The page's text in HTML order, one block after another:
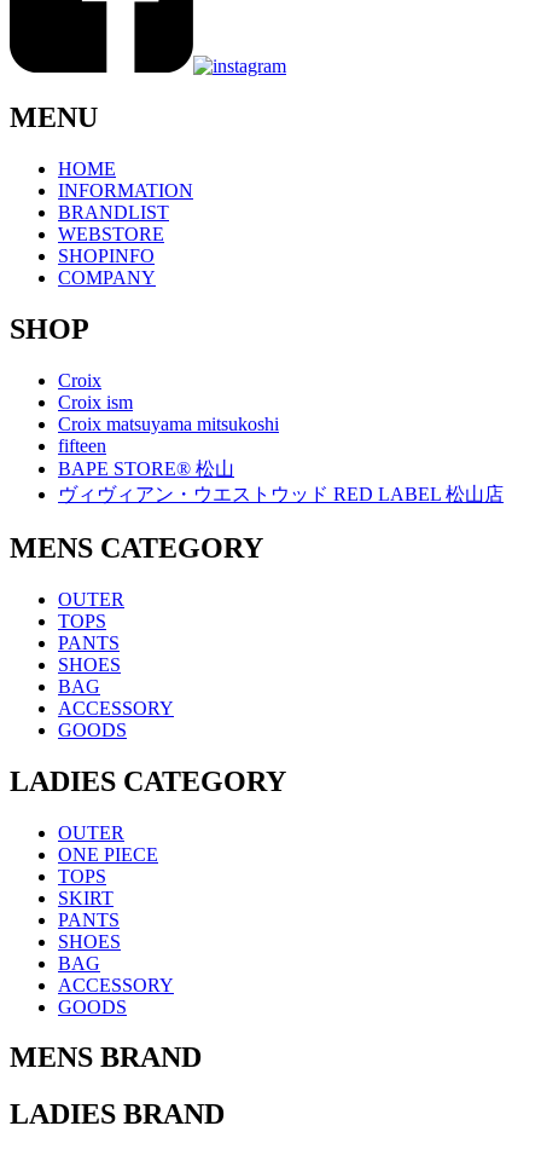
MENU
HOME
INFORMATION
BRANDLIST
WEBSTORE
SHOPINFO
COMPANY
SHOP
Croix
Croix ism
Croix matsuyama mitsukoshi
fifteen
BAPE STORE® 松山
ヴィヴィアン・ウエストウッド RED LABEL 松山店
MENS CATEGORY
OUTER
TOPS
PANTS
SHOES
BAG
ACCESSORY
GOODS
LADIES CATEGORY
OUTER
ONE PIECE
TOPS
SKIRT
PANTS
SHOES
BAG
ACCESSORY
GOODS
MENS BRAND
LADIES BRAND